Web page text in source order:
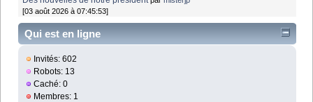
[03 août 2026 à 07:45:53]
Qui est en ligne
Invités: 602
Robots: 13
Caché: 0
Membres: 1